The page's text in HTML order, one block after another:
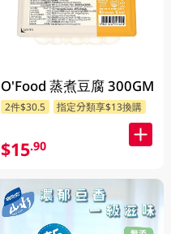
O'Food 蒸煮豆腐 300GM
2件$30.5 指定分類享$13換購
$15.90